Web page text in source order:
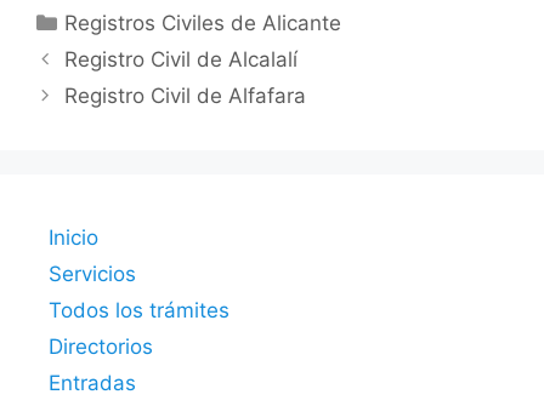
Categorías
Registros Civiles de Alicante
Registro Civil de Alcalalí
Registro Civil de Alfafara
Inicio
Servicios
Todos los trámites
Directorios
Entradas